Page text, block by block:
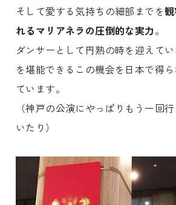
そして愛する気持ちの細部までを
れるマリアネラの圧倒的な実力。
ダンサーとして円熟の時を迎えて
を堪能できるこの機会を日本で得
ています。
（神戸の公演にやっぱりもう一回
いたり）